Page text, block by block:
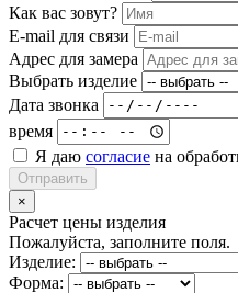
Как вас зовут?
E-mail для связи
Адрес для замера
Выбрать изделие
Дата звонка
время
Я даю согласие на
Отправить
×
Расчет цены изделия
Пожалуйста, заполните поля.
Изделие:
Форма: